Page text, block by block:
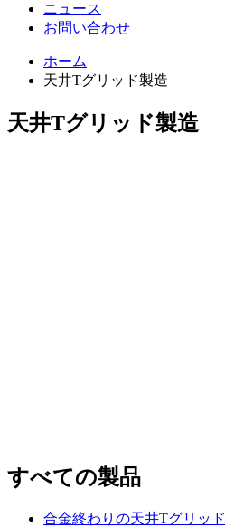
ニュース
お問い合わせ
ホーム
天井Tグリッド製造
天井Tグリッド製造
すべての製品
合金終わりの天井Tグリッド